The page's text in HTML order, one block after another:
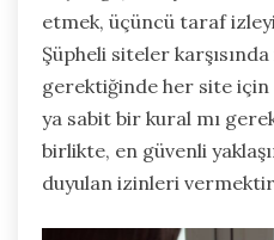
etmek, üçüncü taraf
Şüpheli siteler
gerektiğinde her site için
ya sabit bir kural mı
birlikte, en güvenli
duyulan izinleri